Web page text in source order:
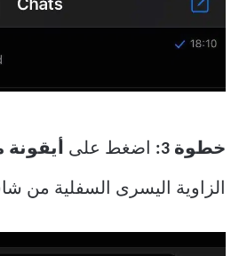
خطوة 3: اضغط على
الزاوية اليسرى السفلية من